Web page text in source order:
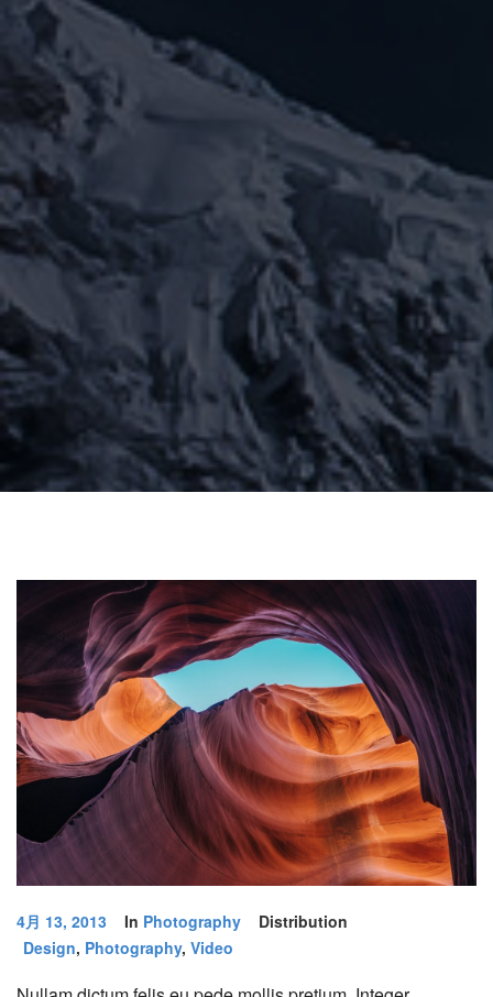
4月 13, 2013 In Photography
Distribution
Design, Photography, Video